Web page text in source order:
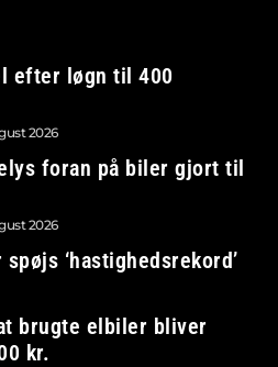
efter løgn til 400
2026
foran på biler gjort til
2026
‘hastighedsrekord’
brugte elbiler bliver
kr.